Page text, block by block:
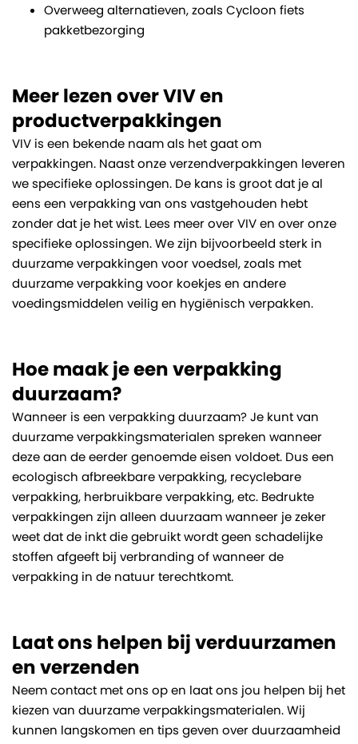
Overweeg alternatieven, zoals Cycloon fiets
pakketbezorging
Meer lezen over VIV en
productverpakkingen
VIV is een bekende naam als het gaat om
verpakkingen. Naast onze verzendverpakkingen leveren
we specifieke oplossingen. De kans is groot dat je al
eens een verpakking van ons vastgehouden hebt
zonder dat je het wist. Lees meer over VIV en over onze
specifieke oplossingen. We zijn bijvoorbeeld sterk in
duurzame verpakkingen voor voedsel, zoals met
duurzame verpakking voor koekjes en andere
voedingsmiddelen veilig en hygiënisch verpakken.
Hoe maak je een verpakking
duurzaam?
Wanneer is een verpakking duurzaam? Je kunt van
duurzame verpakkingsmaterialen spreken wanneer
deze aan de eerder genoemde eisen voldoet. Dus een
ecologisch afbreekbare verpakking, recyclebare
verpakking, herbruikbare verpakking, etc. Bedrukte
verpakkingen zijn alleen duurzaam wanneer je zeker
weet dat de inkt die gebruikt wordt geen schadelijke
stoffen afgeeft bij verbranding of wanneer de
verpakking in de natuur terechtkomt.
Laat ons helpen bij verduurzamen
en verzenden
Neem contact met ons op en laat ons jou helpen bij het
kiezen van duurzame verpakkingsmaterialen. Wij
kunnen langskomen en tips geven over duurzaamheid